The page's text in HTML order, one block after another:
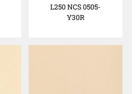
L250 NCS 0505-
Y30R